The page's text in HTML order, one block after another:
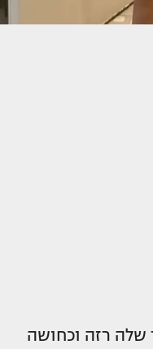
שלה רזה וכחושה